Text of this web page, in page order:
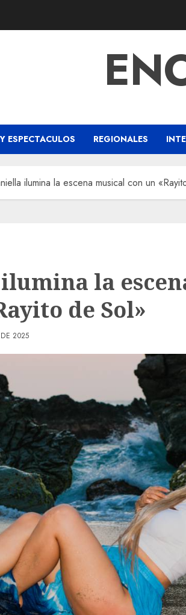
ESPECTACULOS REGIONALES
ilumina la escena musical con un
la
de Sol»
2025